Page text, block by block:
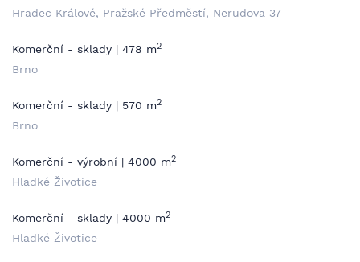
Hradec Králové, Pražské Předměstí, Nerudova 37
Komerční - sklady | 478 m2
Brno
Komerční - sklady | 570 m2
Brno
Komerční - výrobní | 4000 m2
Hladké Životice
Komerční - sklady | 4000 m2
Hladké Životice